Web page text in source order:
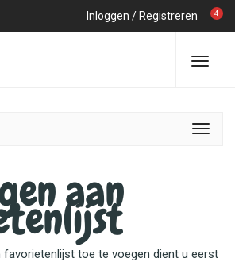
Inloggen / Registreren 4
aan
favorietenlijst toe te voegen dient u eerst